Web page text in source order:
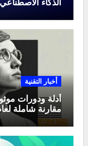
الذكاء
أخبار التقنية
أدلة ودورات
مقارنة شاملة لعام